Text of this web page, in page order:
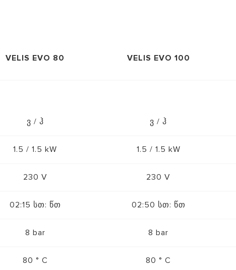
VELIS EVO 80 VELIS EVO 100
ვ / ჰ ვ / ჰ
1.5 / 1.5 kW 1.5 / 1.5 kW
230 V 230 V
02:15 სთ: წთ 02:50 სთ: წთ
8 bar 8 bar
80 ° C 80 ° C